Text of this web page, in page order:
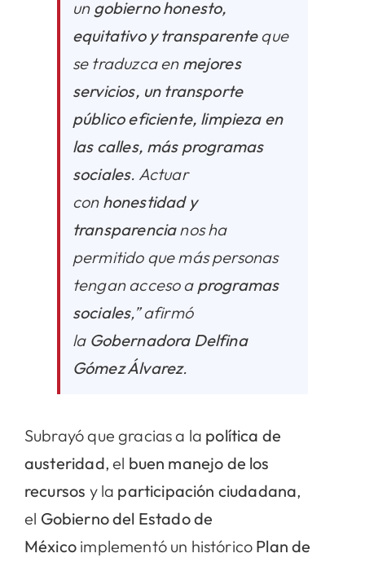
un gobierno honesto,
equitativo y transparenteque
se traduzca en mejores
servicios, un transporte
público eficiente, limpieza en
las calles, más programas
sociales. Actuar
con honestidad y
transparencianos ha
permitido que más personas
tengan acceso a programas
sociales,” afirmó
la Gobernadora Delfina
Gómez Álvarez.
Subrayó que gracias a la política de
austeridad, el buen manejo de los
recursos y la participación ciudadana,
el Gobierno del Estado de
México implementó un histórico Plan de